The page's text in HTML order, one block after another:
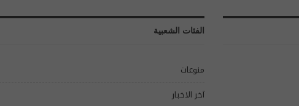
الفئات الشعبية
منوعات
آخر الاخبار